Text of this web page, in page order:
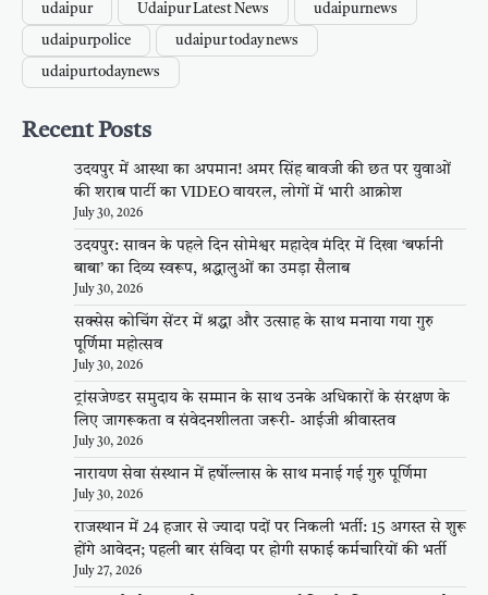
udaipur Udaipur Latest News udaipurnews
udaipurpolice udaipur today news
udaipurtodaynews
Recent Posts
उदयपुर में आस्था का अपमान! अमर सिंह बावजी की छत पर युवाओं
की शराब पार्टी का VIDEO वायरल, लोगों में भारी आक्रोश
July 30, 2026
उदयपुर: सावन के पहले दिन सोमेश्वर महादेव मंदिर में दिखा ‘बर्फानी
बाबा’ का दिव्य स्वरूप, श्रद्धालुओं का उमड़ा सैलाब
July 30, 2026
सक्सेस कोचिंग सेंटर में श्रद्धा और उत्साह के साथ मनाया गया गुरु
पूर्णिमा महोत्सव
July 30, 2026
ट्रांसजेण्डर समुदाय के सम्मान के साथ उनके अधिकारों के संरक्षण के
लिए जागरूकता व संवेदनशीलता जरूरी- आईजी श्रीवास्तव
July 30, 2026
नारायण सेवा संस्थान में हर्षोल्लास के साथ मनाई गई गुरु पूर्णिमा
July 30, 2026
राजस्थान में 24 हजार से ज्यादा पदों पर निकली भर्ती: 15 अगस्त से शुरू
होंगे आवेदन; पहली बार संविदा पर होगी सफाई कर्मचारियों की भर्ती
July 27, 2026